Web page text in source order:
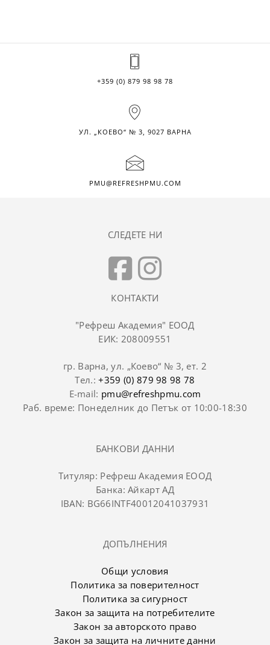
+359 (0) 879 98 98 78
УЛ. „КОЕВО“ № 3, 9027 ВАРНА
PMU@REFRESHPMU.COM
СЛЕДЕТЕ НИ
КОНТАКТИ
"Рефреш Академия" ЕООД
ЕИК: 208009551
гр. Варна, ул. „Коево“ № 3, ет. 2
Тел.:+359 (0) 879 98 98 78
E-mail: pmu@refreshpmu.com
Раб. време: Понеделник до Петък от 10:00-18:30
БАНКОВИ ДАННИ
Титуляр: Рефреш Академия ЕООД
Банка: Айкарт АД
IBAN: BG66INTF40012041037931
ДОПЪЛНЕНИЯ
Общи условия
Политика за поверителност
Политика за сигурност
Закон за защита на потребителите
Закон за авторското право
Закон за защита на личните данни